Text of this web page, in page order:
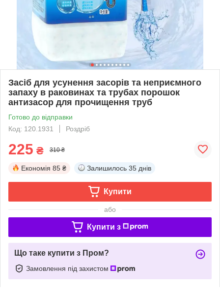
Засіб для усунення засорів та неприємного
запаху в раковинах та трубах порошок
антизасор для прочищення труб
Готово до відправки
Код: 120.1931
Роздріб
225 ₴ 310 ₴
Економія 85 ₴ Залишилось 35 днів
Купити
або
Купити з
Що таке купити з Пром?
Замовлення під захистом